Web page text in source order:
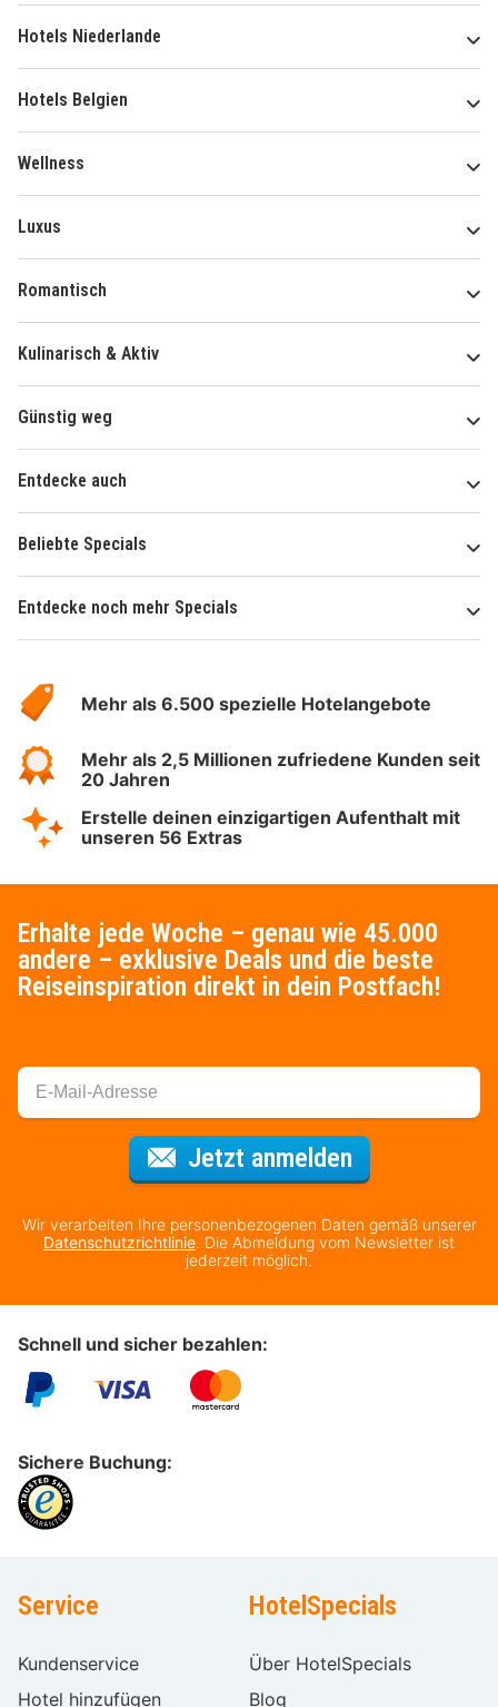
Hotels Niederlande
Hotels Belgien
Wellness
Luxus
Romantisch
Kulinarisch & Aktiv
Günstig weg
Entdecke auch
Beliebte Specials
Entdecke noch mehr Specials
Hotelspecials
Mehr als 6.500 spezielle Hotelangebote
Mehr als 2,5 Millionen zufriedene Kunden seit
20 Jahren
Erstelle deinen einzigartigen Aufenthalt mit
unseren 56 Extras
Erhalte jede Woche – genau wie 45.000
andere – exklusive Deals und die beste
Reiseinspiration direkt in dein Postfach!
Jetzt anmeldenFür den
Wir verarbeiten Ihre personenbezogenen Daten gemäß unserer
Datenschutzrichtlinie. Die Abmeldung vom Newsletter ist
jederzeit möglich.
Schnell und sicher bezahlen:
Sichere Buchung:
Service
Kundenservice
Hotel hinzufügen
HotelSpecials
Über HotelSpecials
Blog